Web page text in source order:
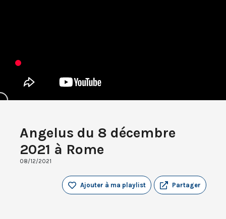
Angelus du 8 décembre
2021 à Rome
08/12/2021
Partager
Ajouter à ma playlist